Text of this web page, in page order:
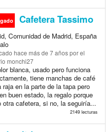
Cafetera Tassimo
Comunidad de Madrid, España
hace más de 7 añospor el
monchi27
blanca, usado pero funciona
tiene manchas de café
raja en la parte de la tapa pero
buen estado, la regalo porque
otra cafetera, si no, la seguiría...
2149 lecturas